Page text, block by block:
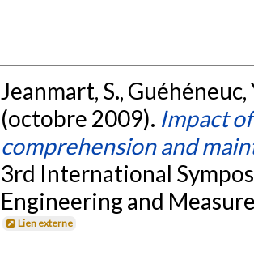
Jeanmart, S., Guéhéneuc,
(octobre 2009). Impact
comprehension and
3rd International
Engineering and
Lien externe